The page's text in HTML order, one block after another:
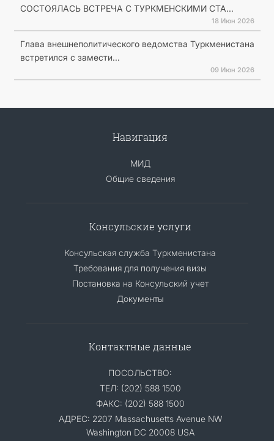
СОСТОЯЛАСЬ ВСТРЕЧА С ТУРКМЕНСКИМИ СТА...
18 Июн 2026
Глава внешнеполитического ведомства Туркменистана
встретился с замести...
09 Июн 2026
Навигация
МИД
Общие сведения
Консульские услуги
Консульская служба Туркменистана
Требования для получения визы
Постановка на Консульский учет
Документы
Контактные данные
ПОСОЛЬСТВО:
ТЕЛ: (202) 588 1500
ФАКС: (202) 588 1500
АДРЕС: 2207 Massachusetts Avenue NW
Washington DC 20008 USA